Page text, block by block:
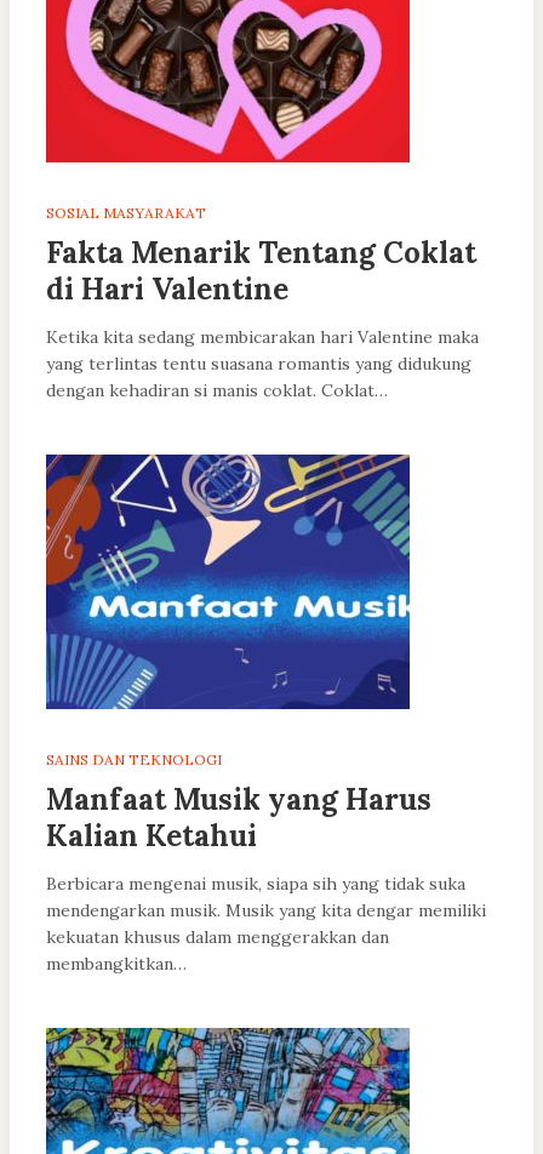
SOSIAL MASYARAKAT
Fakta Menarik Tentang Coklat
di Hari Valentine
Ketika kita sedang membicarakan hari Valentine maka
yang terlintas tentu suasana romantis yang didukung
dengan kehadiran si manis coklat. Coklat…
SAINS DAN TEKNOLOGI
Manfaat Musik yang Harus
Kalian Ketahui
Berbicara mengenai musik, siapa sih yang tidak suka
mendengarkan musik. Musik yang kita dengar memiliki
kekuatan khusus dalam menggerakkan dan
membangkitkan…